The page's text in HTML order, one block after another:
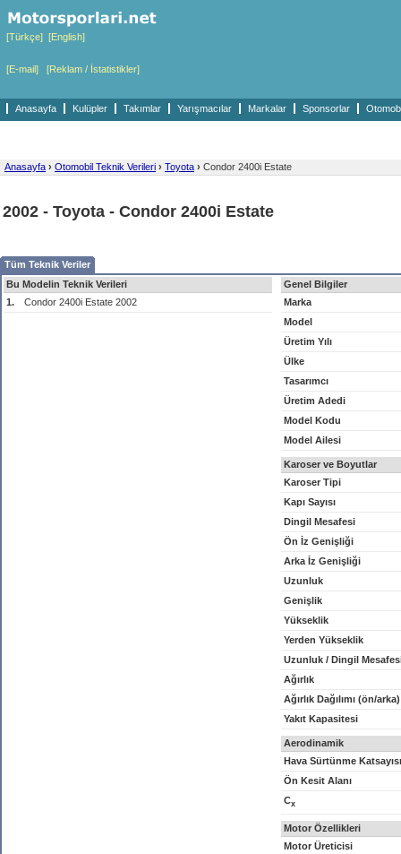
[Türkçe] [English]
[E-mail] [Reklam / İstatistikler]
Anasayfa Kulüpler Takımlar Yarışmacılar Markalar Sponsorlar
Anasayfa › Otomobil Teknik Verileri › Toyota › Condor 2400i Estate
2002 - Toyota - Condor 2400i Estate
Tüm Teknik Veriler
Bu Modelin Teknik Verileri
1.
Condor 2400i Estate 2002
Genel Bilgiler
Marka
Model
Üretim Yılı
Ülke
Tasarımcı
Üretim Adedi
Model Kodu
Model Ailesi
Karoser ve Boyutlar
Karoser Tipi
Kapı Sayısı
Dingil Mesafesi
Ön İz Genişliği
Arka İz Genişliği
Uzunluk
Genişlik
Yükseklik
Yerden Yükseklik
Uzunluk / Dingil
Ağırlık
Ağırlık Dağılımı (ön/arka)
Yakıt Kapasitesi
Aerodinamik
Hava Sürtünme Katsayısı
Ön Kesit Alanı
Cx
Motor Özellikleri
Motor Üreticisi